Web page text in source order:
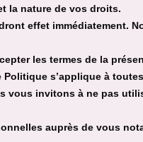
la nature de vos droits.
effet immédiatement.
les termes de la
s’applique à
vous invitons à ne pas
auprès de vous